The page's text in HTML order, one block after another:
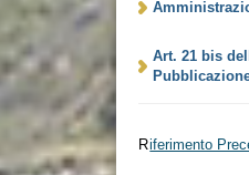
Art. 21 bis
Riferimento